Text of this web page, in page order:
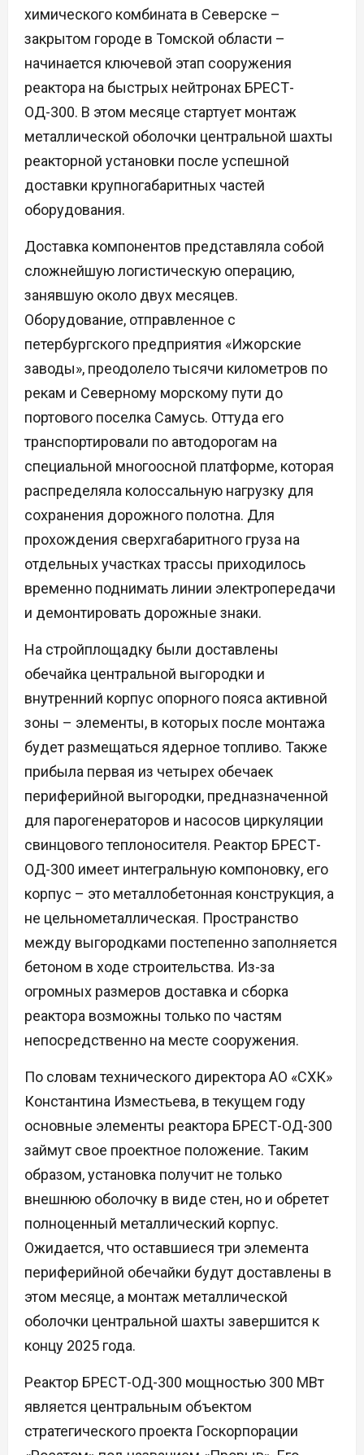
химического комбината в Северске –
закрытом городе в Томской области –
начинается ключевой этап сооружения
реактора на быстрых нейтронах БРЕСТ-
ОД-300. В этом месяце стартует монтаж
металлической оболочки центральной шахты
реакторной установки после успешной
доставки крупногабаритных частей
оборудования.
Доставка компонентов представляла собой
сложнейшую логистическую операцию,
занявшую около двух месяцев.
Оборудование, отправленное с
петербургского предприятия «Ижорские
заводы», преодолело тысячи километров по
рекам и Северному морскому пути до
портового поселка Самусь. Оттуда его
транспортировали по автодорогам на
специальной многоосной платформе, которая
распределяла колоссальную нагрузку для
сохранения дорожного полотна. Для
прохождения сверхгабаритного груза на
отдельных участках трассы приходилось
временно поднимать линии электропередачи
и демонтировать дорожные знаки.
На стройплощадку были доставлены
обечайка центральной выгородки и
внутренний корпус опорного пояса активной
зоны – элементы, в которых после монтажа
будет размещаться ядерное топливо. Также
прибыла первая из четырех обечаек
периферийной выгородки, предназначенной
для парогенераторов и насосов циркуляции
свинцового теплоносителя. Реактор БРЕСТ-
ОД-300 имеет интегральную компоновку, его
корпус – это металлобетонная конструкция, а
не цельнометаллическая. Пространство
между выгородками постепенно заполняется
бетоном в ходе строительства. Из-за
огромных размеров доставка и сборка
реактора возможны только по частям
непосредственно на месте сооружения.
По словам технического директора АО «СХК»
Константина Изместьева, в текущем году
основные элементы реактора БРЕСТ-ОД-300
займут свое проектное положение. Таким
образом, установка получит не только
внешнюю оболочку в виде стен, но и обретет
полноценный металлический корпус.
Ожидается, что оставшиеся три элемента
периферийной обечайки будут доставлены в
этом месяце, а монтаж металлической
оболочки центральной шахты завершится к
концу 2025 года.
Реактор БРЕСТ-ОД-300 мощностью 300 МВт
является центральным объектом
стратегического проекта Госкорпорации